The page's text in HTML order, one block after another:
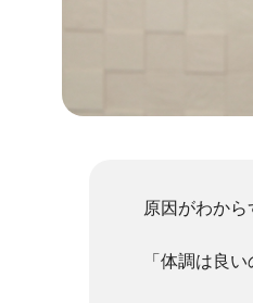
原因がわから
「体調は良